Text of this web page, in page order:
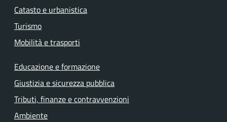
Catasto e urbanistica
Turismo
Mobilità e trasporti
Educazione e formazione
Giustizia e sicurezza pubblica
Tributi, finanze e contravvenzioni
Ambiente